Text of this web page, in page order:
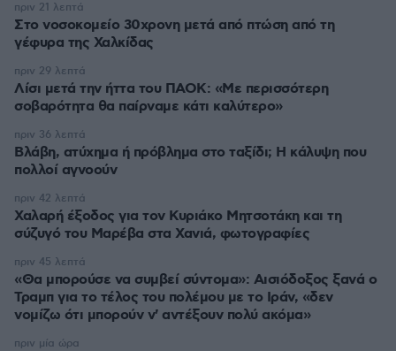
Στο νοσοκομείο 30χρονη μετά από πτώση από τη
γέφυρα της Χαλκίδας
πριν 21 λεπτά
Λίσι μετά την ήττα του ΠΑΟΚ: «Με περισσότερη
σοβαρότητα θα παίρναμε κάτι καλύτερο»
πριν 29 λεπτά
Βλάβη, ατύχημα ή πρόβλημα στο ταξίδι; Η κάλυψη που
πολλοί αγνοούν
πριν 36 λεπτά
Χαλαρή έξοδος για τον Κυριάκο Μητσοτάκη και τη
σύζυγό του Μαρέβα στα Χανιά, φωτογραφίες
πριν 42 λεπτά
«Θα μπορούσε να συμβεί σύντομα»: Αισιόδοξος ξανά ο
Τραμπ για το τέλος του πολέμου με το Ιράν, «δεν
νομίζω ότι μπορούν ν' αντέξουν πολύ ακόμα»
πριν 45 λεπτά
πριν μία ώρα